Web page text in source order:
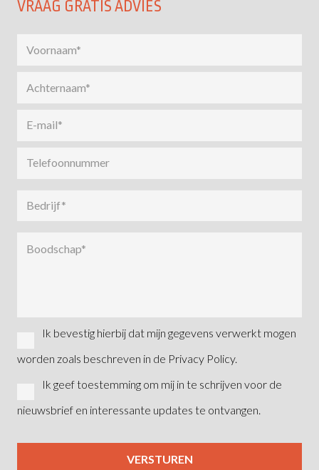
VRAAG GRATIS ADVIES
Ik bevestig hierbij dat mijn gegevens verwerkt mogen
worden zoals beschreven in de Privacy Policy.
Ik geef toestemming om mij in te schrijven voor de
nieuwsbrief en interessante updates te ontvangen.